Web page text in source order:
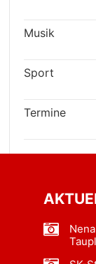
Musik
Sport
Termine